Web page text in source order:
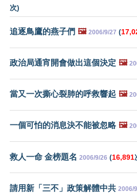
次)
追逐鳥鷹的燕子們 🖼️ 2006/9/27 (
政治局通宵開會做出這個決定 🖼️
當又一次撕心裂肺的呼救響起 🖼️
一個可怕的消息決不能被忽略 🖼️
救人一命 金榜題名 2006/9/26 (16,891
請用新「三不」政策解體中共 2006/